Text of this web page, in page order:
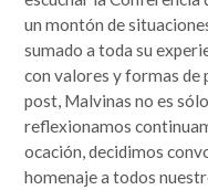
que se lo mire, era un mundo más
la llegada de la información era grande.
Leer completa...
SEGUIME
un montón de
sumado a toda su
con valores y formas de
post, Malvinas no es
reflexionamos
ocación, decidimos
homenaje a todos